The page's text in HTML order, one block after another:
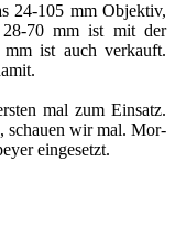
24-105 mm Ob­jek­tiv,
70 mm ist mit der
ist auch ver­kauft.
mal zum Ein­satz.
schau­en wir mal. Mor­
ein­ge­setzt.